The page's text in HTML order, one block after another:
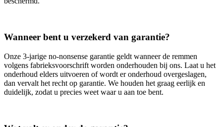
Wanneer bent u verzekerd van garantie?
Onze 3‑jarige no‑nonsense garantie geldt wanneer de remmen
volgens fabrieksvoorschrift worden onderhouden bij ons. Laat u het
onderhoud elders uitvoeren of wordt er onderhoud overgeslagen,
dan vervalt het recht op garantie. We houden het graag eerlijk en
duidelijk, zodat u precies weet waar u aan toe bent.